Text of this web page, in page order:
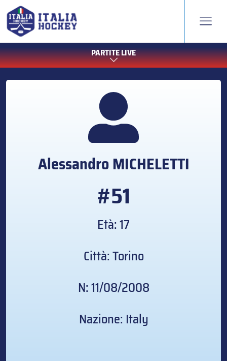
PARTITE LIVE
AlessandroMICHELETTI
#51
Età: 17
Città: Torino
N: 11/08/2008
Nazione: Italy